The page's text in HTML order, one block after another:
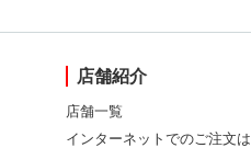
店舗紹介
店舗一覧
インターネットでのご注文は